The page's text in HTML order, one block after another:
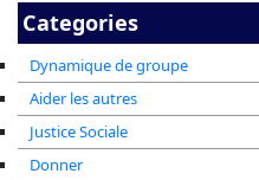
Categories
Dynamique de groupe
Aider les autres
Justice Sociale
Donner